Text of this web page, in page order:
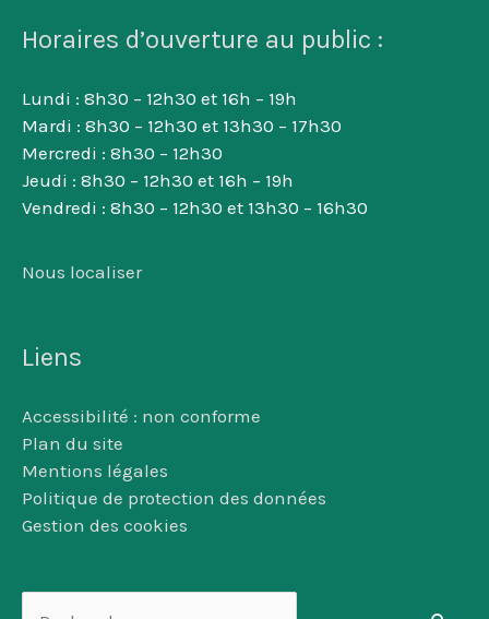
Horaires d’ouverture au public :
Lundi : 8h30 – 12h30 et 16h – 19h
Mardi : 8h30 – 12h30 et 13h30 – 17h30
Mercredi : 8h30 – 12h30
Jeudi : 8h30 – 12h30 et 16h – 19h
Vendredi : 8h30 – 12h30 et 13h30 – 16h30
Nous localiser
Liens
Accessibilité : non conforme
Plan du site
Mentions légales
Politique de protection des données
Gestion des cookies